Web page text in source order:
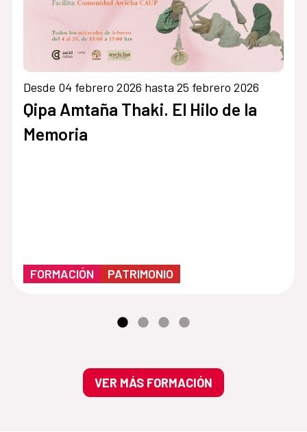
Desde 04 febrero 2026 hasta 25 febrero 2026
Qipa Amtaña Thaki. El Hilo de la
Memoria
FORMACIÓN PATRIMONIO
VER MÁS FORMACIÓN